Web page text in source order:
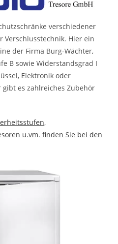
verschiedener
Verschlusstechnik. Hier ein
der Firma Burg-Wächter,
B sowie Widerstandsgrad I
Elektronik oder
es zahlreiches Zubehör
u.vm. finden Sie bei den